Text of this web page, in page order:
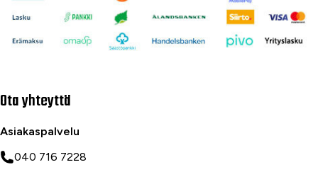
Ota yhteyttä
Asiakaspalvelu
040 716 7228